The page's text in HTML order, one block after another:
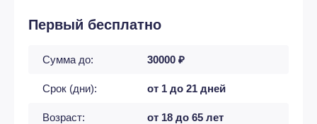
Первый бесплатно
Сумма до: 30000 ₽
Срок (дни): от 1 до 21 дней
Возраст: от 18 до 65 лет